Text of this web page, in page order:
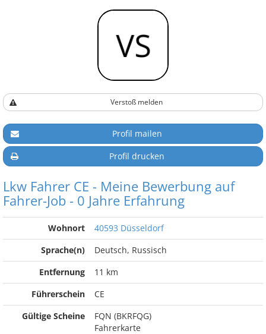
Verstoß melden
Profil mailen
Profil drucken
Lkw Fahrer CE - Meine Bewerbung auf
Fahrer-Job - 0 Jahre Erfahrung
Wohnort
40593 Düsseldorf
Sprache(n)
Deutsch, Russisch
Entfernung
11 km
Führerschein
CE
Gültige Scheine
FQN (BKRFQG)
Fahrerkarte